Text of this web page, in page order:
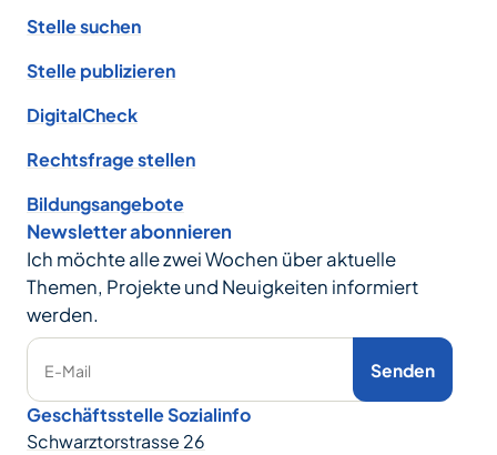
Stelle suchen
Stelle publizieren
DigitalCheck
Rechtsfrage stellen
Bildungsangebote
Newsletter abonnieren
Ich möchte alle zwei Wochen über aktuelle
Themen, Projekte und Neuigkeiten informiert
werden.
E-Mail Senden
Geschäftsstelle Sozialinfo
Schwarztorstrasse 26